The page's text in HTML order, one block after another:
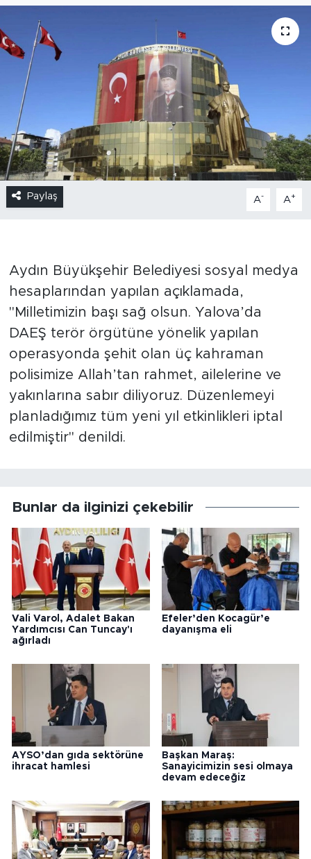
Paylaş A- A+
Aydın Büyükşehir Belediyesi sosyal medya
hesaplarından yapılan açıklamada,
"Milletimizin başı sağ olsun. Yalova’da
DAEŞ terör örgütüne yönelik yapılan
operasyonda şehit olan üç kahraman
polisimize Allah’tan rahmet, ailelerine ve
yakınlarına sabır diliyoruz. Düzenlemeyi
planladığımız tüm yeni yıl etkinlikleri iptal
edilmiştir" denildi.
Bunlar da ilginizi çekebilir
Vali Varol, Adalet Bakan
Yardımcısı Can Tuncay'ı
ağırladı
Efeler’den Kocagür’e
dayanışma eli
AYSO’dan gıda sektörüne
ihracat hamlesi
Başkan Maraş:
Sanayicimizin sesi olmaya
devam edeceğiz